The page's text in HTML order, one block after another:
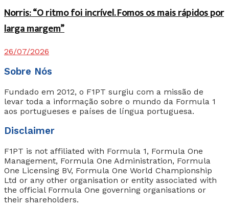
Norris: “O ritmo foi incrível. Fomos os mais rápidos por
larga margem”
26/07/2026
Sobre Nós
Fundado em 2012, o F1PT surgiu com a missão de
levar toda a informação sobre o mundo da Formula 1
aos portugueses e países de língua portuguesa.
Disclaimer
F1PT is not affiliated with Formula 1, Formula One
Management, Formula One Administration, Formula
One Licensing BV, Formula One World Championship
Ltd or any other organisation or entity associated with
the official Formula One governing organisations or
their shareholders.